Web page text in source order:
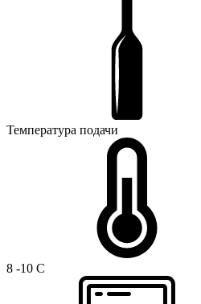
Температура подачи
8 -10 C